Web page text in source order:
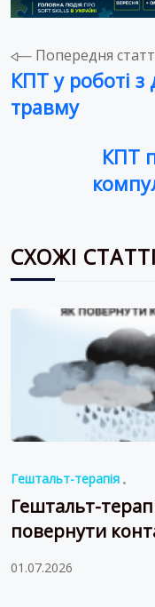
Навігація
записів
Попередня
КПТ у роботі з
травму
КПТ
СХОЖІ СТАТТІ
Гештальт-терапія
Гештальт-
повернути
01.07.2026